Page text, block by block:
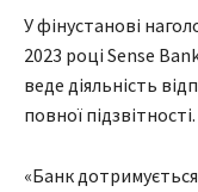
У фінустанові
2023 році Sense
веде діяльність
повної підзвітності.
«Банк